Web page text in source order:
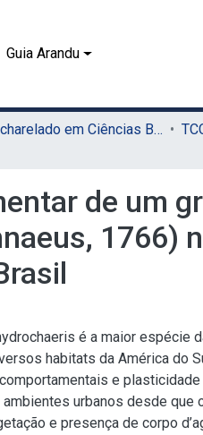
Guia Arandu
Bacharelado em Ciências Biológicas (Sede)
de um
1766)
é a maior espécie
habitats da América do
e
urbanos desde que
e presença de corpo